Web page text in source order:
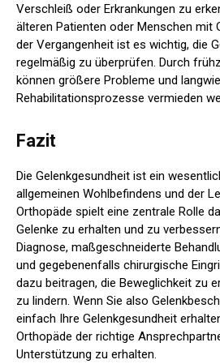
Verschleiß oder Erkrankungen zu
älteren Patienten oder Menschen mit
der Vergangenheit ist es wichtig, die
regelmäßig zu überprüfen. Durch
können größere Probleme und
Rehabilitationsprozesse vermieden
Fazit
Die Gelenkgesundheit ist ein
allgemeinen Wohlbefindens und der
Orthopäde spielt eine zentrale Rolle
Gelenke zu erhalten und zu
Diagnose, maßgeschneiderte
und gegebenenfalls chirurgische
dazu beitragen, die Beweglichkeit zu
zu lindern. Wenn Sie also
einfach Ihre Gelenkgesundheit
Orthopäde der richtige
Unterstützung zu erhalten.